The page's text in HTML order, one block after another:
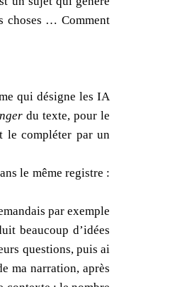
choses … Comment
qui désigne les IA
du texte, pour le
le compléter par un
le même registre :
par exemple
beaucoup d’idées
questions, puis ai
ma narration, après